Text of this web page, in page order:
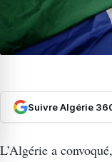
Suivre Algérie
L’Algérie a